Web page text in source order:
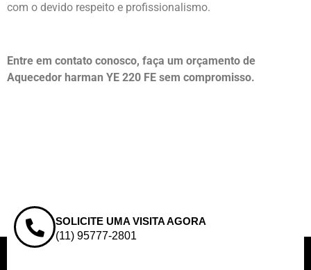
com o devido respeito e profissionalismo.
Entre em contato conosco, faça um orçamento de
Aquecedor harman YE 220 FE sem compromisso.
SOLICITE UMA VISITA AGORA
(11) 95777-2801